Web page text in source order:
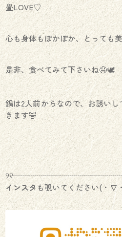
畳LOVE♡
心も身体もぽかぽか、とっても
是非、食べてみて下さいね🤤🕊
鍋は2人前からなので、お誘い
きます🤣
インスタも覗いてください(・∇